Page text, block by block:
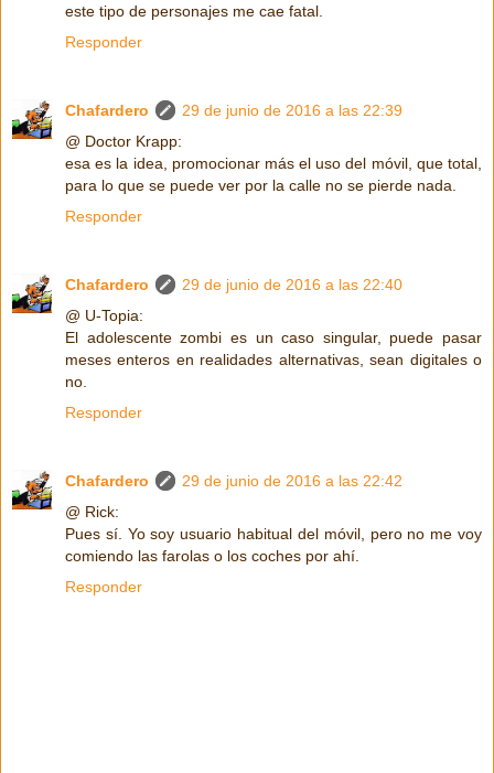
este tipo de personajes me cae fatal.
Responder
Chafardero
29 de junio de 2016 a las 22:39
@ Doctor Krapp:
esa es la idea, promocionar más el uso del móvil, que total,
para lo que se puede ver por la calle no se pierde nada.
Responder
Chafardero
29 de junio de 2016 a las 22:40
@ U-Topia:
El adolescente zombi es un caso singular, puede pasar
meses enteros en realidades alternativas, sean digitales o
no.
Responder
Chafardero
29 de junio de 2016 a las 22:42
@ Rick:
Pues sí. Yo soy usuario habitual del móvil, pero no me voy
comiendo las farolas o los coches por ahí.
Responder